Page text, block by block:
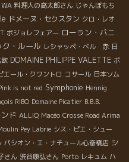
料理人の高太郎さん じゃんぼもち
ドメーヌ・セクスタン クロ・レオ
ボジョレフェアー ローラン・バニ
ク・ルール レシャッペ・ベル 赤 日
DOMAINE PHILIPPE VALETTE ボ
エール・クワントロ コサール 日本ソム
is not red Symphonie Hennig
RIBO Domaine Picatier B.B.B.
ド ALLIQ Macéo Crosse Road Arima
Pey Labrie シス・ピエ・シュー
パシオン・エ・ナチュール心斎橋店 シ
さん 渋谷康弘さん Porto レキュム ハ